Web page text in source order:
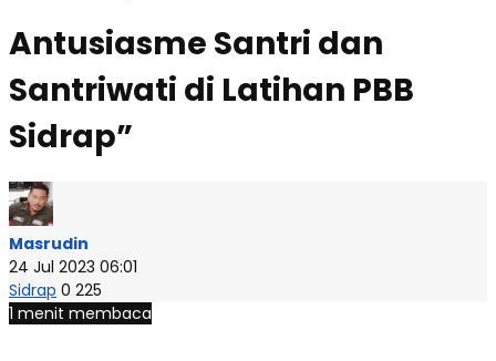
Antusiasme Santri dan
Santriwati di Latihan PBB
Sidrap”
Masrudin
24 Jul 2023 06:01
Sidrap 0 225
1 menit membaca